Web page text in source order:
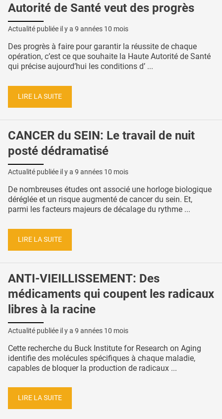
Autorité de Santé veut des progrès
Actualité publiée il y a 9 années 10 mois
Des progrès à faire pour garantir la réussite de chaque
opération, c’est ce que souhaite la Haute Autorité de Santé
qui précise aujourd’hui les conditions d’ ...
LIRE LA SUITE
CANCER du SEIN: Le travail de nuit
posté dédramatisé
Actualité publiée il y a 9 années 10 mois
De nombreuses études ont associé une horloge biologique
déréglée et un risque augmenté de cancer du sein. Et,
parmi les facteurs majeurs de décalage du rythme ...
LIRE LA SUITE
ANTI-VIEILLISSEMENT: Des
médicaments qui coupent les radicaux
libres à la racine
Actualité publiée il y a 9 années 10 mois
Cette recherche du Buck Institute for Research on Aging
identifie des molécules spécifiques à chaque maladie,
capables de bloquer la production de radicaux ...
LIRE LA SUITE